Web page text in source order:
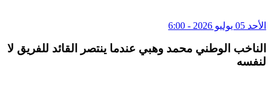
الأحد 05 يوليو 2026 - 6:00
الناخب الوطني محمد وهبي عندما ينتصر القائد للفريق لا
لنفسه